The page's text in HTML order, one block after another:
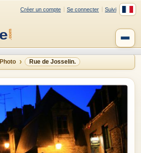
Créer un compte Se connecter Suivi
Photo Rue de Josselin.